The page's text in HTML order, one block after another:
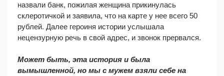
назвали банк, пожилая женщина прикинулась
склеротичкой и заявила, что на карте у нее всего 50
рублей. Далее героиня истории услышала
нецензурную речь в свой адрес, и звонок прервался.
Может быть, эта история и была
вымышленной, но мы с мужем взяли себе на